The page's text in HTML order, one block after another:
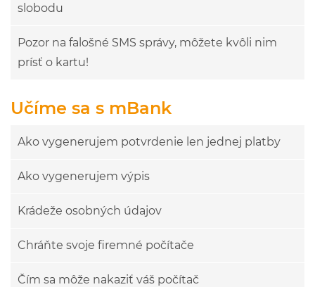
slobodu
Pozor na falošné SMS správy, môžete kvôli nim
prísť o kartu!
Učíme sa s mBank
Ako vygenerujem potvrdenie len jednej platby
Ako vygenerujem výpis
Krádeže osobných údajov
Chráňte svoje firemné počítače
Čím sa môže nakaziť váš počítač